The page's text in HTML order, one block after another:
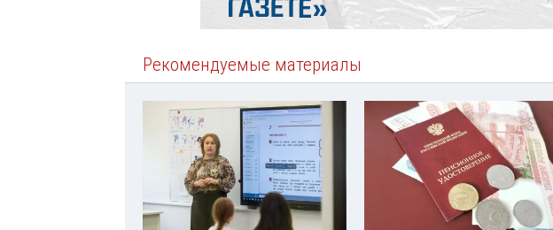
Рекомендуемые материалы